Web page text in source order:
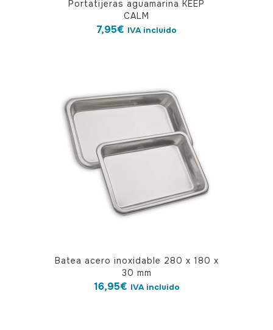
Portatijeras aguamarina KEEP
CALM
7,95€ IVA incluido
Batea acero inoxidable 280 x 180 x
30 mm
16,95€ IVA incluido